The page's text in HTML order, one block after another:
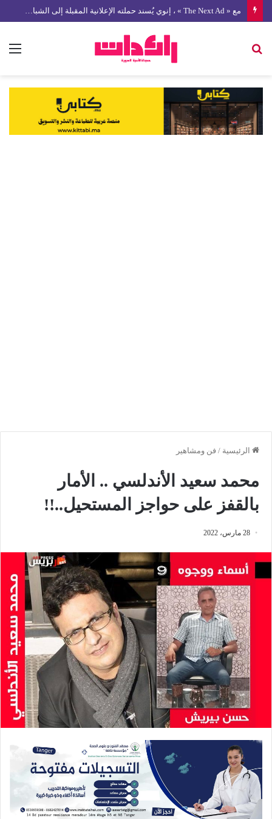
مع « The Next Ad » ، إنوي يُسند حملته الإعلانية المقبلة إلى الشباب المغربي
الرئيسية / فن ومشاهير
محمد سعيد الأندلسي .. الأمار
بالقفز على حواجز المستحيل..!!
28 مارس، 2022